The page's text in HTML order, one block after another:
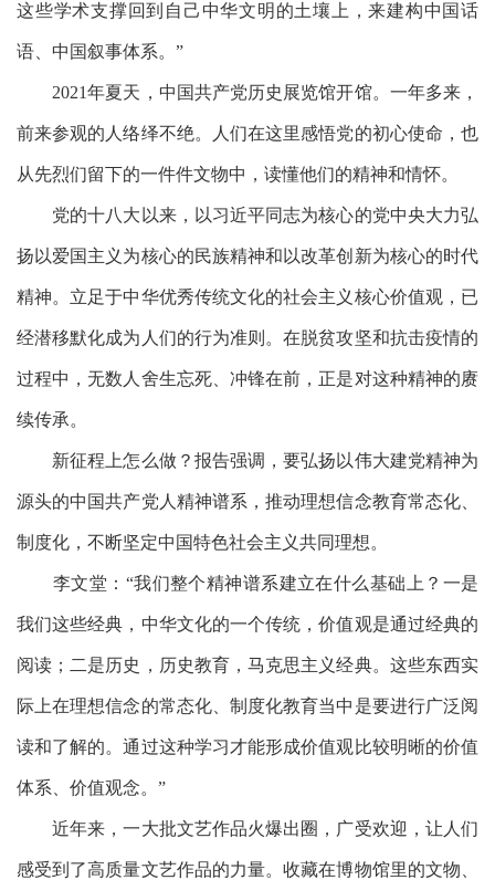
这些学术支撑回到自己中华文明的土壤上，来建构中国话
语、中国叙事体系。”
2021年夏天，中国共产党历史展览馆开馆。一年多来，
前来参观的人络绎不绝。人们在这里感悟党的初心使命，也
从先烈们留下的一件件文物中，读懂他们的精神和情怀。
党的十八大以来，以习近平同志为核心的党中央大力弘
扬以爱国主义为核心的民族精神和以改革创新为核心的时代
精神。立足于中华优秀传统文化的社会主义核心价值观，已
经潜移默化成为人们的行为准则。在脱贫攻坚和抗击疫情的
过程中，无数人舍生忘死、冲锋在前，正是对这种精神的赓
续传承。
新征程上怎么做？报告强调，要弘扬以伟大建党精神为
源头的中国共产党人精神谱系，推动理想信念教育常态化、
制度化，不断坚定中国特色社会主义共同理想。
李文堂： “我们整个精神谱系建立在什么基础上？一是
我们这些经典，中华文化的一个传统，价值观是通过经典的
阅读；二是历史，历史教育，马克思主义经典。这些东西实
际上在理想信念的常态化、制度化教育当中是要进行广泛阅
读和了解的。通过这种学习才能形成价值观比较明晰的价值
体系、价值观念。”
近年来，一大批文艺作品火爆出圈，广受欢迎，让人们
感受到了高质量文艺作品的力量。收藏在博物馆里的文物、